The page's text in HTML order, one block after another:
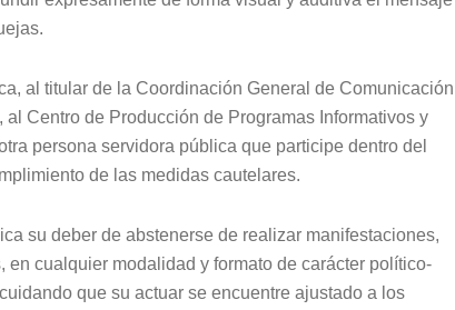
al titular de la Coordinación General de Comunicación
Centro de Producción de Programas Informativos y
persona servidora pública que participe dentro del
de las medidas cautelares.
su deber de abstenerse de realizar manifestaciones,
cualquier modalidad y formato de carácter político-
que su actuar se encuentre ajustado a los